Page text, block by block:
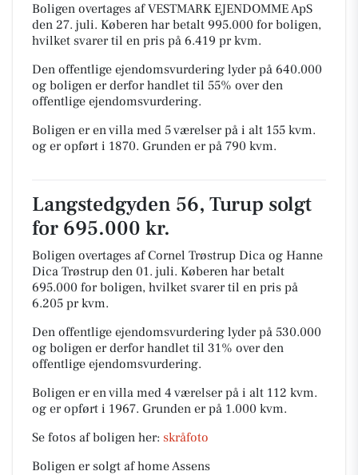
Boligen overtages af VESTMARK EJENDOMME ApS
den 27. juli. Køberen har betalt 995.000 for boligen,
hvilket svarer til en pris på 6.419 pr kvm.
Den offentlige ejendomsvurdering lyder på 640.000
og boligen er derfor handlet til 55% over den
offentlige ejendomsvurdering.
Boligen er en villa med 5 værelser på i alt 155 kvm.
og er opført i 1870. Grunden er på 790 kvm.
Langstedgyden 56, Turup solgt
for 695.000 kr.
Boligen overtages af Cornel Trøstrup Dica og Hanne
Dica Trøstrup den 01. juli. Køberen har betalt
695.000 for boligen, hvilket svarer til en pris på
6.205 pr kvm.
Den offentlige ejendomsvurdering lyder på 530.000
og boligen er derfor handlet til 31% over den
offentlige ejendomsvurdering.
Boligen er en villa med 4 værelser på i alt 112 kvm.
og er opført i 1967. Grunden er på 1.000 kvm.
Se fotos af boligen her: skråfoto
Boligen er solgt af home Assens